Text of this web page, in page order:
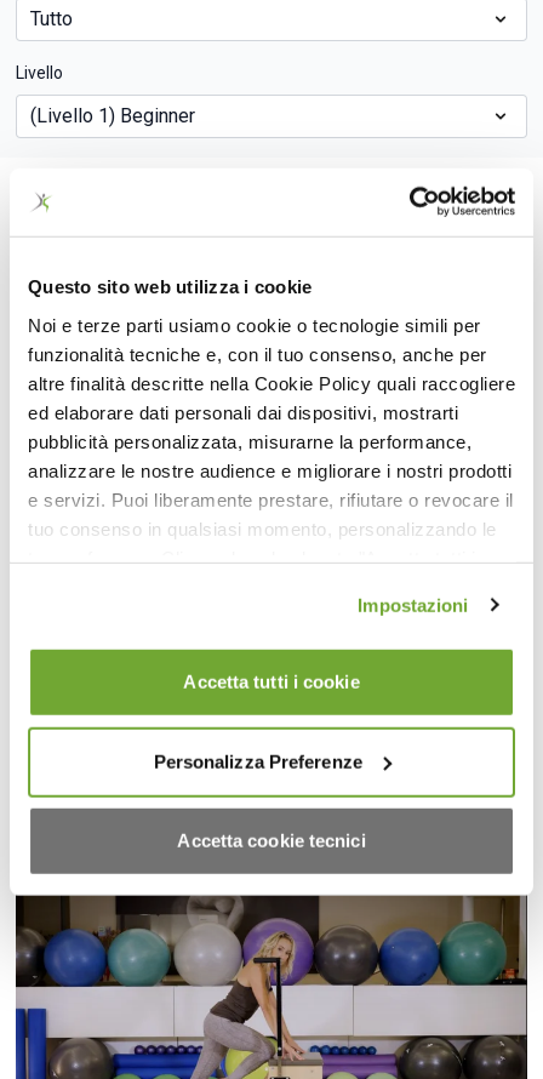
Questo sito web utilizza i cookie
Noi e terze parti usiamo cookie o tecnologie simili per
funzionalità tecniche e, con il tuo consenso, anche per
altre finalità descritte nella Cookie Policy quali raccogliere
ed elaborare dati personali dai dispositivi, mostrarti
pubblicità personalizzata, misurarne la performance,
analizzare le nostre audience e migliorare i nostri prodotti
e servizi. Puoi liberamente prestare, rifiutare o revocare il
tuo consenso in qualsiasi momento, personalizzando le
finalità indicate. Cliccando sul pulsante "Accetta cookie
tecnici" acconsenti all'uso dei soli cookie tecnici.
Impostazioni
Accetta tutti i cookie
Personalizza Preferenze
Accetta cookie tecnici
Livello
Reformer Level 1 Base
53:22
Pilates Reformer with Fitness Circle (EN)